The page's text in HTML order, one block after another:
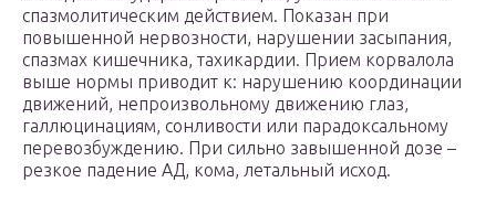
спазмолитическим действием. Показан при
повышенной нервозности, нарушении засыпания,
спазмах кишечника, тахикардии. Прием корвалола
выше нормы приводит к: нарушению координации
движений, непроизвольному движению глаз,
галлюцинациям, сонливости или парадоксальному
перевозбуждению. При сильно завышенной дозе –
резкое падение АД, кома, летальный исход.